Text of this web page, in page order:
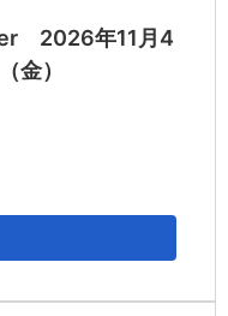
2026年11月4
金）